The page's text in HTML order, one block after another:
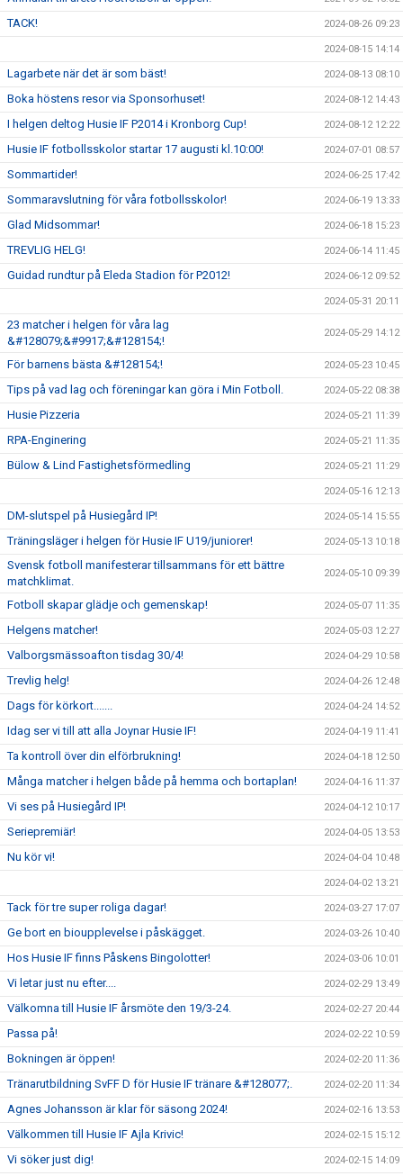
TACK! 2024-08-26 09:23
2024-08-15 14:14
Lagarbete när det är som bäst! 2024-08-13 08:10
Boka höstens resor via Sponsorhuset! 2024-08-12 14:43
I helgen deltog Husie IF P2014 i Kronborg Cup! 2024-08-12 12:22
Husie IF fotbollsskolor startar 17 augusti kl.10:00! 2024-07-01 08:57
Sommartider! 2024-06-25 17:42
Sommaravslutning för våra fotbollsskolor! 2024-06-19 13:33
Glad Midsommar! 2024-06-18 15:23
TREVLIG HELG! 2024-06-14 11:45
Guidad rundtur på Eleda Stadion för P2012! 2024-06-12 09:52
2024-05-31 20:11
23 matcher i helgen för våra lag
&#128079;&#9917;&#128154;!
2024-05-29 14:12
För barnens bästa &#128154;! 2024-05-23 10:45
Tips på vad lag och föreningar kan göra i Min Fotboll. 2024-05-22 08:38
Husie Pizzeria 2024-05-21 11:39
RPA-Enginering 2024-05-21 11:35
Bülow & Lind Fastighetsförmedling 2024-05-21 11:29
2024-05-16 12:13
DM-slutspel på Husiegård IP! 2024-05-14 15:55
Träningsläger i helgen för Husie IF U19/juniorer! 2024-05-13 10:18
Svensk fotboll manifesterar tillsammans för ett bättre
matchklimat.
2024-05-10 09:39
Fotboll skapar glädje och gemenskap! 2024-05-07 11:35
Helgens matcher! 2024-05-03 12:27
Valborgsmässoafton tisdag 30/4! 2024-04-29 10:58
Trevlig helg! 2024-04-26 12:48
Dags för körkort....... 2024-04-24 14:52
Idag ser vi till att alla Joynar Husie IF! 2024-04-19 11:41
Ta kontroll över din elförbrukning! 2024-04-18 12:50
Många matcher i helgen både på hemma och bortaplan! 2024-04-16 11:37
Vi ses på Husiegård IP! 2024-04-12 10:17
Seriepremiär! 2024-04-05 13:53
Nu kör vi! 2024-04-04 10:48
2024-04-02 13:21
Tack för tre super roliga dagar! 2024-03-27 17:07
Ge bort en bioupplevelse i påskägget. 2024-03-26 10:40
Hos Husie IF finns Påskens Bingolotter! 2024-03-06 10:01
Vi letar just nu efter.... 2024-02-29 13:49
Välkomna till Husie IF årsmöte den 19/3-24. 2024-02-27 20:44
Passa på! 2024-02-22 10:59
Bokningen är öppen! 2024-02-20 11:36
Tränarutbildning SvFF D för Husie IF tränare &#128077;. 2024-02-20 11:34
Agnes Johansson är klar för säsong 2024! 2024-02-16 13:53
Välkommen till Husie IF Ajla Krivic! 2024-02-15 15:12
Vi söker just dig! 2024-02-15 14:09